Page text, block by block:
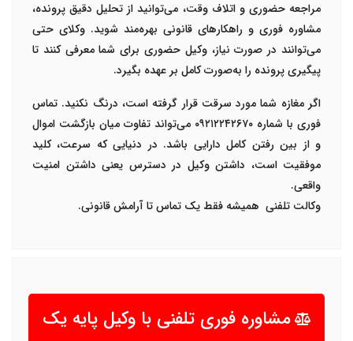
مراجعه حضوری و اتلاف وقت، می‌توانید از تحلیل دقیق پرونده،
مشاوره فوری و راهکارهای قانونی بهره‌مند شوید. وکلای حتی
می‌توانند در صورت نیاز، وکیل حضوری برای شما معرفی کنند تا
پیگیری پرونده را به‌صورت کامل بر عهده بگیرد.
اگر مغازه شما مورد سرقت قرار گرفته است، درنگ نکنید. تماس
فوری با شماره ۰۹۲۱۲۲۴۲۶۷۰ می‌تواند تفاوت میان بازگشت اموال
و از بین رفتن کامل دارایی باشد. در دنیایی که سرعت، کلید
موفقیت است، داشتن وکیل در دسترس یعنی داشتن امنیت
واقعی.
وکالت تلفنی همیشه فقط یک تماس تا آرامش قانونی.
مشاوره فوری تلفنی با وکیل پایه یک